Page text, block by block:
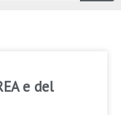
e del